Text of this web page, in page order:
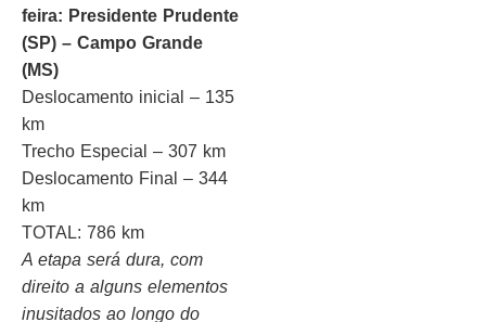
feira: Presidente Prudente
(SP) – Campo Grande
(MS)
Deslocamento inicial – 135
km
Trecho Especial – 307 km
Deslocamento Final – 344
km
TOTAL: 786 km
A etapa será dura, com
direito a alguns elementos
inusitados ao longo do